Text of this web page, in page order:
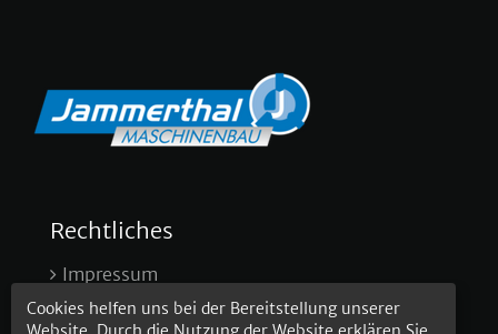
Rechtliches
Impressum
Datenschutz
Cookies helfen uns bei der Bereitstellung unserer